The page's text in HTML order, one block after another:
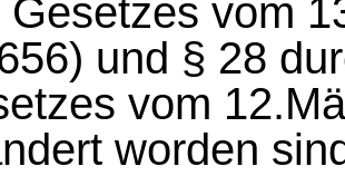
Gesetzes vom
und § 28
vom
worden